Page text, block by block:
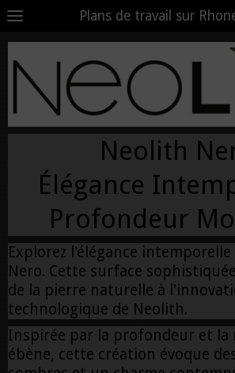
Plans de travail sur
Neolith
Élégance
Profondeur
Explorez l'élégance
Nero. Cette surface
de la pierre naturelle à
technologique de Neolith.
Inspirée par la profondeur et la
ébène, cette création évoque